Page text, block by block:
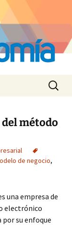
Buscar:
del método
de negocio,
una empresa de
electrónico
por su enfoque